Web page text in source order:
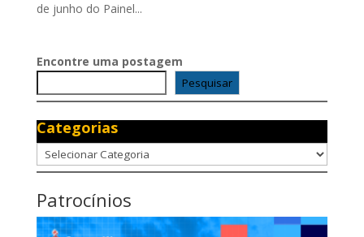
de junho do Painel...
Encontre uma postagem
Pesquisar
Categorias
Categorias
Patrocínios